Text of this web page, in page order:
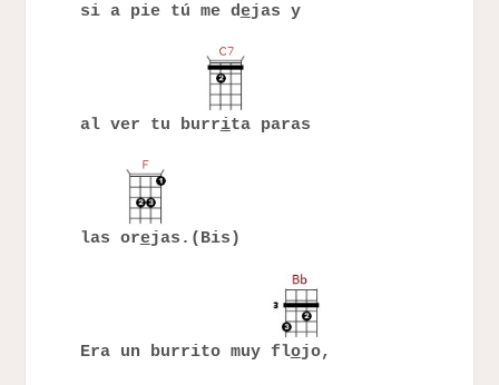
si a pie tú me dejas y
al ver tu burrita paras
las orejas.(Bis)
Era un burrito muy flojo,